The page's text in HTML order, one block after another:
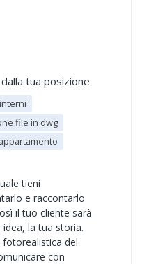
tua posizione
file in dwg
tieni
e raccontarlo
il tuo cliente sarà
la tua storia.
del
con